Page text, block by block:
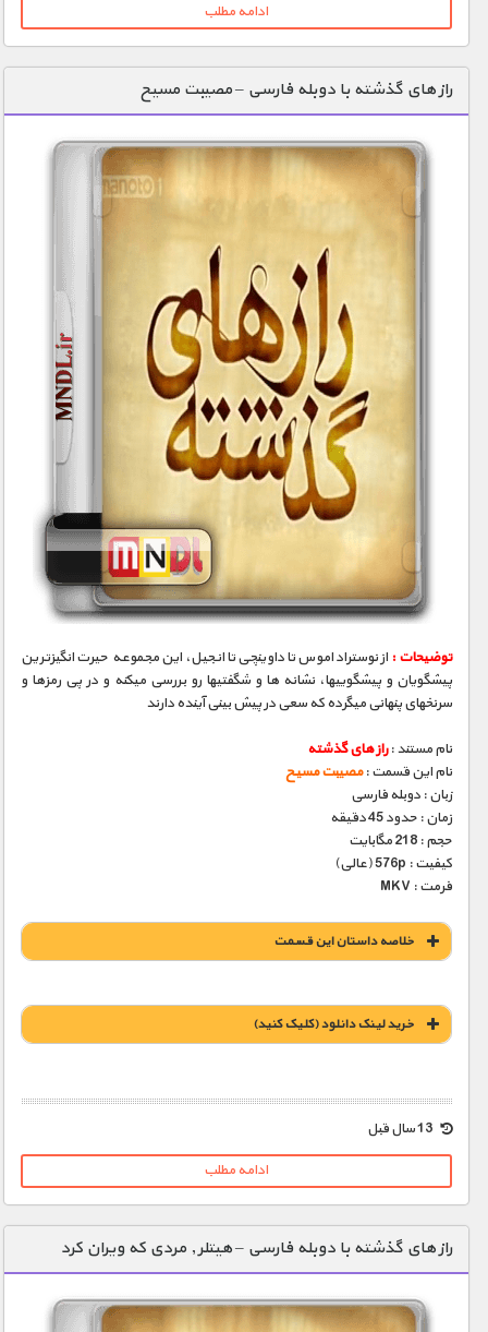
ادامه مطلب
راز های گذشته با دوبله فارسی – مصیبت مسیح
توضیحات :از نوستراداموس تا داوینچی تا انجیل، این مجموعه حیرت انگیزترین
پیشگویان و پیشگوییها، نشانه­ ها و شگفتیها رو بررسی میکنه و در پی رمزها و
سرنخهای پنهانی میگرده که سعی در پیش بینی آینده دارند
نام مستند :راز های گذشته
نام این قسمت :مصیبت مسیح
زبان : دوبله فارسی
زمان : حدود 45 دقیقه
حجم : 218 مگابایت
کیفیت : 576p (عالی)
فرمت : MKV
خلاصه داستان این قسمت
خريد لينک دانلود (کليک کنيد)
1900 تومان – خريد لينک دانلود (افزودن به سبد خريد)
ادامه مطلب
راز های گذشته با دوبله فارسی – هیتلر , مردی که ویران کرد